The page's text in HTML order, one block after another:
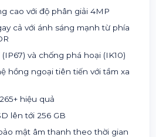
cao với độ phân giải 4MP
cả với ánh sáng mạnh từ phía
và chống phá hoại (IK10)
hồng ngoại tiên tiến với tầm xa
hiệu quả
lên tới 256 GB
mật âm thanh theo thời gian